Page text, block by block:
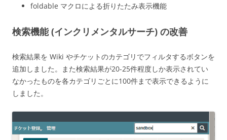
foldable マクロによる折りたたみ表示機能
検索機能 (インクリメンタルサーチ) の改善
検索結果を Wiki やチケットのカテゴリでフィルタするボタンを
追加しました。また検索結果が20-25件程度しか表示されてい
なかったものを各カテゴリごとに100件まで表示できるように
しました。